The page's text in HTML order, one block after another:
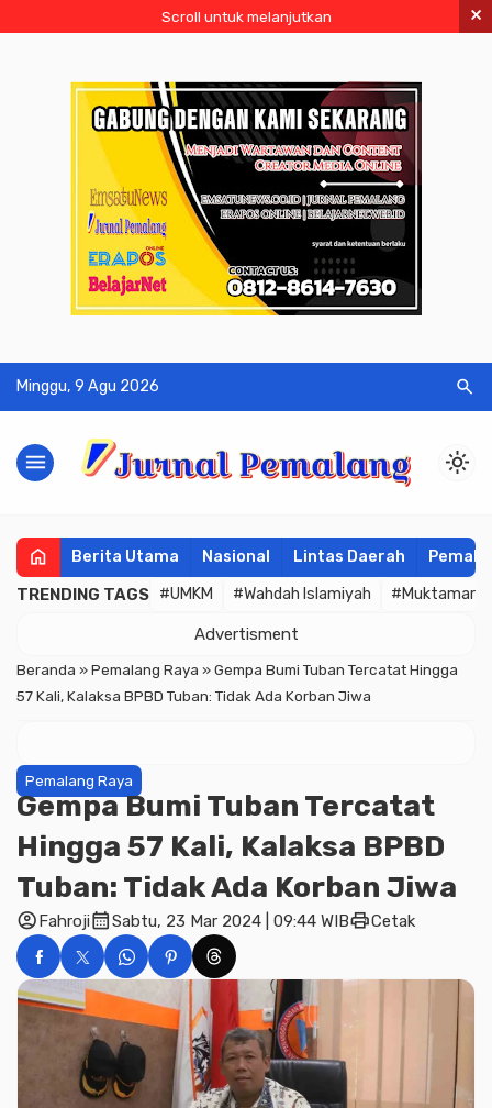
Scroll untuk melanjutkan ×
Minggu, 9 Agu 2026 search
menu light_mode
home Berita Utama Nasional Lintas Daerah
TRENDING TAGS #UMKM #Wahdah Islamiyah #Muktamar
Advertisment
Beranda »Pemalang Raya »Gempa Bumi Tuban Tercatat Hingga
57 Kali, Kalaksa BPBD Tuban: Tidak Ada Korban Jiwa
Pemalang Raya
Gempa Bumi Tuban Tercatat
Hingga 57 Kali, Kalaksa BPBD
Tuban: Tidak Ada Korban Jiwa
account_circleFahrojicalendar_monthSabtu, 23 Mar 2024 | 09:44 WIBprintCetak